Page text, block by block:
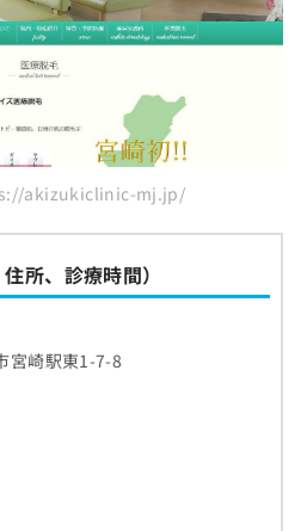
akizukiclinic-mj.jp/
所、診療時間）
宮崎駅東1-7-8